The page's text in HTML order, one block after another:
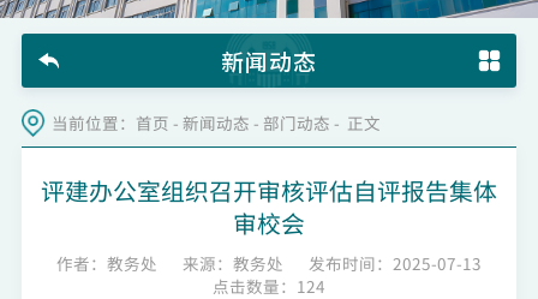
新闻动态
当前位置： 首页 -新闻动态 -部门动态 - 正文
评建办公室组织召开审核评估自评报告集体
审校会
作者：教务处 来源：教务处
发布时间：2025-07-13
点击数量： 124